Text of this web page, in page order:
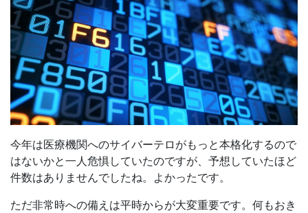
今年は医療機関へのサイバーテロがもっと本格化するので
はないかと一人危惧していたのですが、予想していたほど
件数はありませんでしたね。よかったです。
ただ非常時への備えは平時からが大変重要です。何もおき